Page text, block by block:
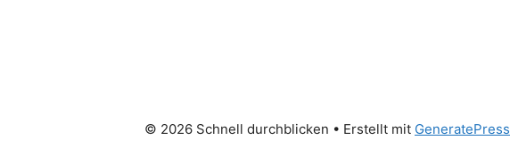
© 2026 Schnell durchblicken • Erstellt mit GeneratePress